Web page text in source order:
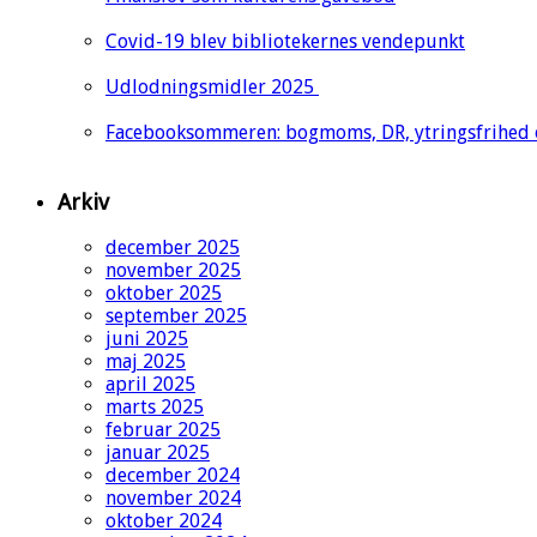
Covid-19 blev bibliotekernes vendepunkt
Udlodningsmidler 2025
Facebooksommeren: bogmoms, DR, ytringsfrihed
Arkiv
december 2025
november 2025
oktober 2025
september 2025
juni 2025
maj 2025
april 2025
marts 2025
februar 2025
januar 2025
december 2024
november 2024
oktober 2024